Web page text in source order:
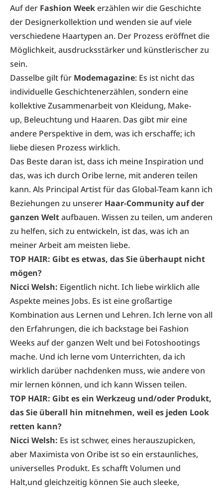
Auf der Fashion Weekerzählen wir die Geschichte
der Designerkollektion und wenden sie auf viele
verschiedene Haartypen an. Der Prozess eröffnet die
Möglichkeit, ausdrucksstärker und künstlerischer zu
sein.
Dasselbe gilt für Modemagazine: Es ist nicht das
individuelle Geschichtenerzählen, sondern eine
kollektive Zusammenarbeit von Kleidung, Make-
up, Beleuchtung und Haaren. Das gibt mir eine
andere Perspektive in dem, was ich erschaffe; ich
liebe diesen Prozess wirklich.
Das Beste daran ist, dass ich meine Inspiration und
das, was ich durch Oribe lerne, mit anderen teilen
kann. Als Principal Artist für das Global-Team kann ich
Beziehungen zu unserer Haar-Community auf der
ganzen Weltaufbauen. Wissen zu teilen, um anderen
zu helfen, sich zu entwickeln, ist das, was ich an
meiner Arbeit am meisten liebe.
TOP HAIR: Gibt es etwas, das Sie überhaupt nicht
mögen?
Nicci Welsh: Eigentlich nicht. Ich liebe wirklich alle
Aspekte meines Jobs. Es ist eine großartige
Kombination aus Lernen und Lehren. Ich lerne von all
den Erfahrungen, die ich backstage bei Fashion
Weeks auf der ganzen Welt und bei Fotoshootings
mache. Und ich lerne vom Unterrichten, da ich
wirklich darüber nachdenken muss, wie andere von
mir lernen können, und ich kann Wissen teilen.
TOP HAIR: Gibt es ein Werkzeug und/oder Produkt,
das Sie überall hin mitnehmen, weil es jeden Look
retten kann?
Nicci Welsh: Es ist schwer, eines herauszupicken,
aber Maximista von Oribe ist so ein erstaunliches,
universelles Produkt. Es schafft Volumen und
Halt,und gleichzeitig können Sie auch sleeke,